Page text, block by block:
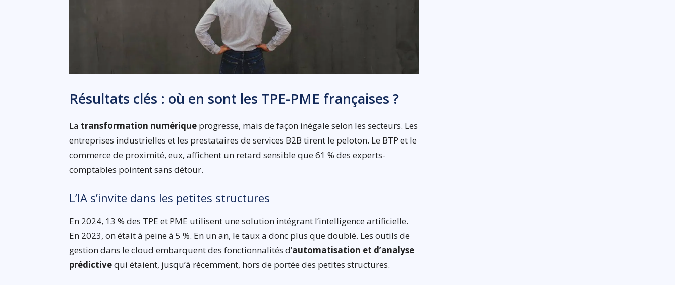
Résultats clés : où en sont les TPE-PME françaises ?
La transformation numérique progresse, mais de façon inégale selon les secteurs. Les
entreprises industrielles et les prestataires de services B2B tirent le peloton. Le BTP et le
commerce de proximité, eux, affichent un retard sensible que 61 % des experts-
comptables pointent sans détour.
L’IA s’invite dans les petites structures
En 2024, 13 % des TPE et PME utilisent une solution intégrant l’intelligence artificielle.
En 2023, on était à peine à 5 %. En un an, le taux a donc plus que doublé. Les outils de
gestion dans le cloud embarquent des fonctionnalités d’automatisation et d’analyse
prédictivequi étaient, jusqu’à récemment, hors de portée des petites structures.